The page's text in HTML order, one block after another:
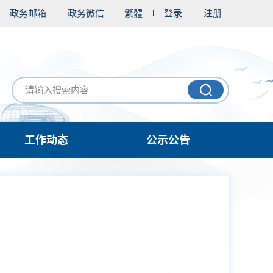
政务邮箱 政务微信 繁體 登录 注册
工作动态 公示公告